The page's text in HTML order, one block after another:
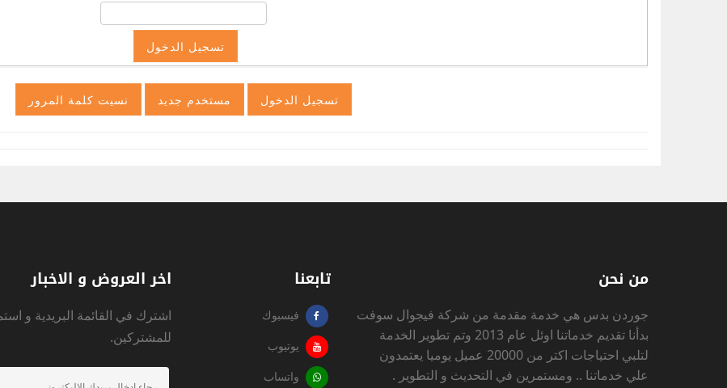
من نحن
جوردن بدس هي خدمة مقدمة من شركة فيجوال سوفت
بدأنا تقديم خدماتنا اوئل عام 2013 وتم تطوير الخدمة
لتلبي احتياجات اكتر من 20000 عميل يوميا يعتمدون
علي خدماتنا .. ومستمرين في التحديث و التطوير .
تابعنا
فيسبوك
يوتيوب
واتساب
اخر العروض و الاخبار
اشترك في القائمة البريدية و
للمشتركين.